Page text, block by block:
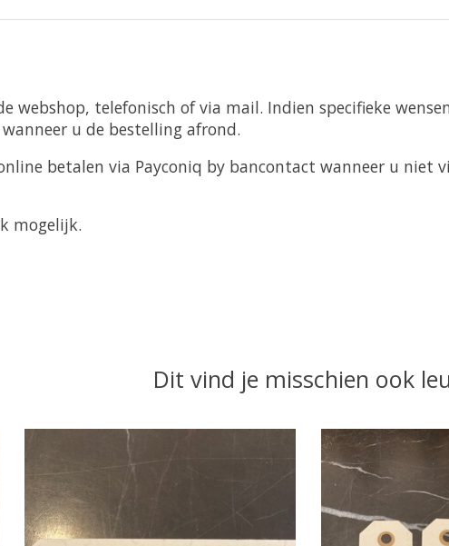
webshop, telefonisch of via mail. Indien specifieke
u de bestelling afrond.
betalen via Payconiq by bancontact wanneer u niet
mogelijk.
Dit vind je misschien ook